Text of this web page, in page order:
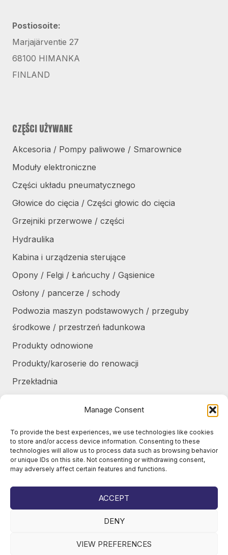
Manage Consent
To provide the best experiences, we use technologies like cookies
to store and/or access device information. Consenting to these
technologies will allow us to process data such as browsing behavior
or unique IDs on this site. Not consenting or withdrawing consent,
may adversely affect certain features and functions.
ACCEPT
DENY
VIEW PREFERENCES
Postiosoite:
Marjajärventie 27
68100 HIMANKA
FINLAND
CZĘŚCI UŻYWANE
Akcesoria / Pompy paliwowe / Smarownice
Moduły elektroniczne
Części układu pneumatycznego
Głowice do cięcia / Części głowic do cięcia
Grzejniki przerwowe / części
Hydraulika
Kabina i urządzenia sterujące
Opony / Felgi / Łańcuchy / Gąsienice
Osłony / pancerze / schody
Podwozia maszyn podstawowych / przeguby
środkowe / przestrzeń ładunkowa
Produkty odnowione
Produkty/karoserie do renowacji
Przekładnia
Układ chłodzenia / Skraplacze
Zbiorniki / Pojemniki
Żurawie do harvesterów / części
Żurawie samochodowe / części